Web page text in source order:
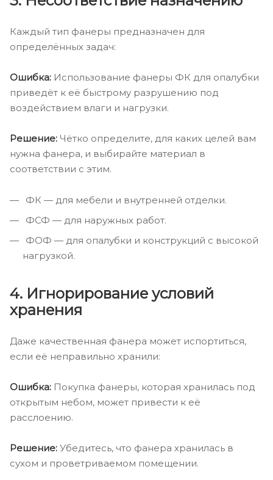
Каждый тип фанеры предназначен для
определённых задач:
Ошибка: Использование фанеры ФК для опалубки
приведёт к её быстрому разрушению под
воздействием влаги и нагрузки.
Решение: Чётко определите, для каких целей вам
нужна фанера, и выбирайте материал в
соответствии с этим.
ФК — для мебели и внутренней отделки.
ФСФ — для наружных работ.
ФОФ — для опалубки и конструкций с высокой
нагрузкой.
4. Игнорирование условий
хранения
Даже качественная фанера может испортиться,
если её неправильно хранили:
Ошибка: Покупка фанеры, которая хранилась под
открытым небом, может привести к её
расслоению.
Решение: Убедитесь, что фанера хранилась в
сухом и проветриваемом помещении.